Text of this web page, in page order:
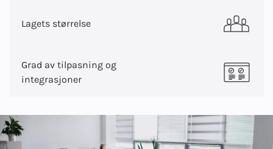
Lagets størrelse
Grad av tilpasning og
integrasjoner